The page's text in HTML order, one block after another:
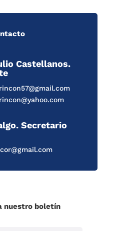
Castellanos.
Secretario
nuestro boletín